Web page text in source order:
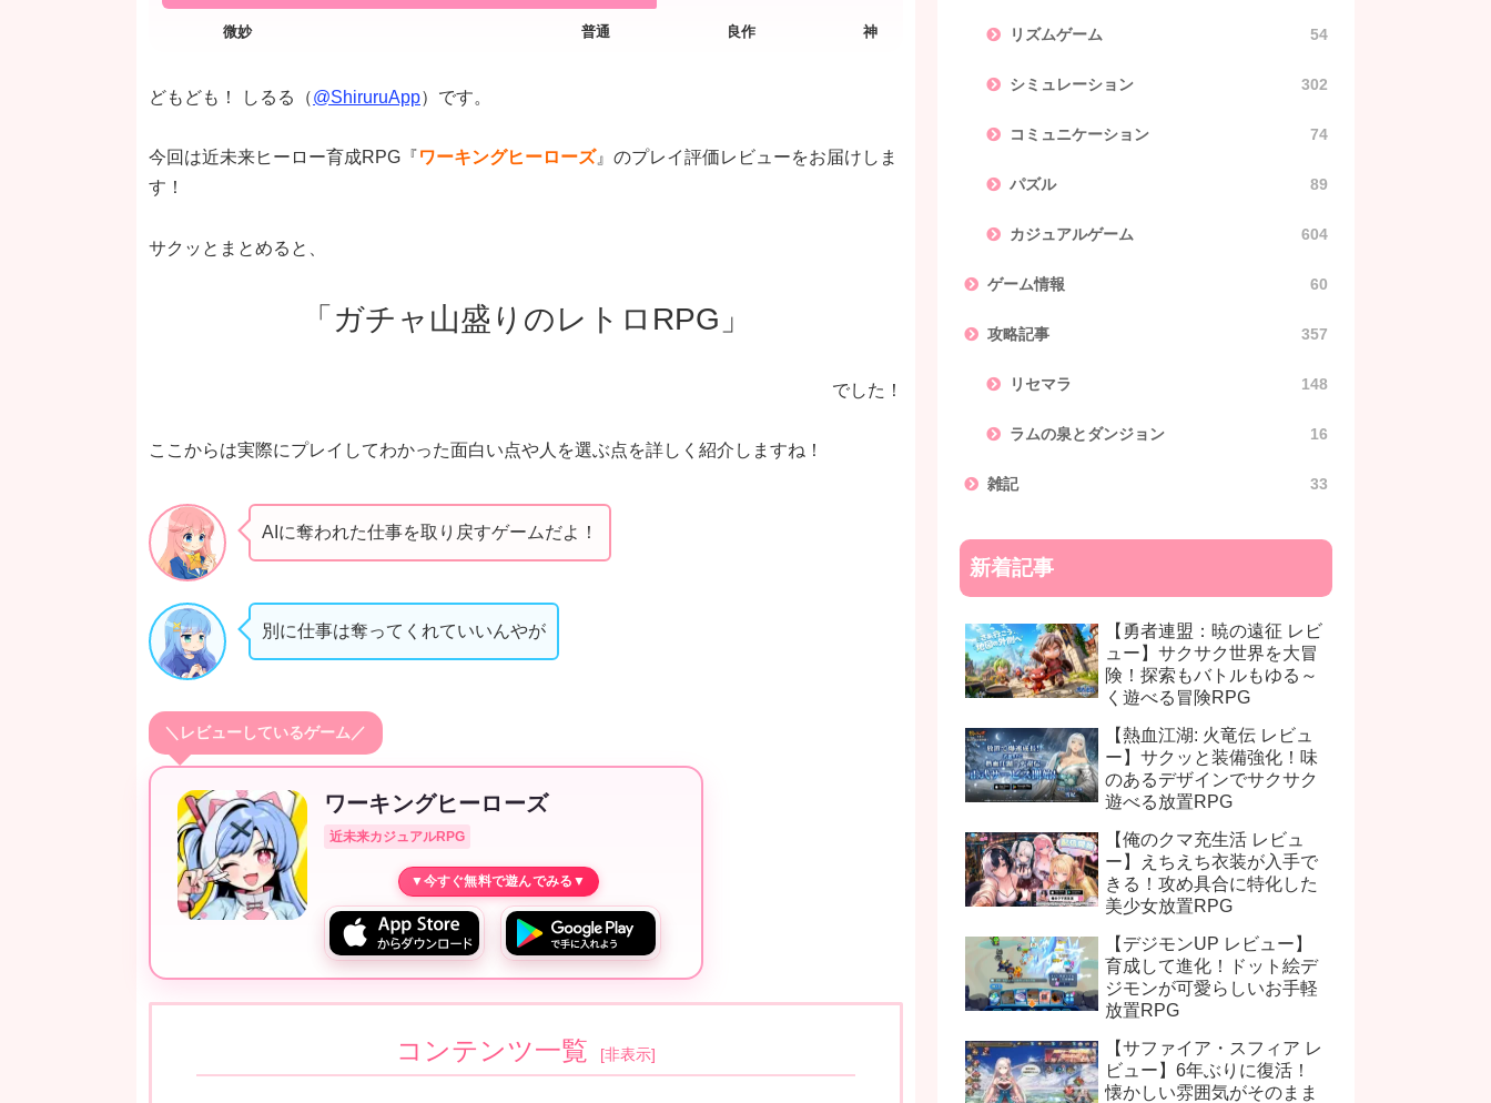
どもども！ しるる（@ShiruruApp）です。
今回は近未来ヒーロー育成RPG『ワーキングヒーローズ』のプレイ評価レビューをお届けしま
す！
サクッとまとめると、
「ガチャ山盛りのレトロRPG」
でした！
ここからは実際にプレイしてわかった面白い点や人を選ぶ点を詳しく紹介しますね！
AIに奪われた仕事を取り戻すゲームだよ！
別に仕事は奪ってくれていいんやが
＼レビューしているゲーム／
ワーキングヒーローズ
近未来カジュアルRPG
コンテンツ一覧 [非表示]
リズムゲーム 54
シミュレーション 302
コミュニケーション 74
パズル 89
カジュアルゲーム 604
ゲーム情報 60
攻略記事 357
リセマラ 148
ラムの泉とダンジョン 16
雑記 33
新着記事
【勇者連盟：暁の遠征 レビ
ュー】サクサク世界を大冒
険！探索もバトルもゆる～
く遊べる冒険RPG
【熱血江湖: 火竜伝 レビュ
ー】サクッと装備強化！味
のあるデザインでサクサク
遊べる放置RPG
【俺のクマ充生活 レビュ
ー】えちえち衣装が入手で
きる！攻め具合に特化した
美少女放置RPG
【デジモンUP レビュー】
育成して進化！ドット絵デ
ジモンが可愛らしいお手軽
放置RPG
【サファイア・スフィア レ
ビュー】6年ぶりに復活！
懐かしい雰囲気がそのまま